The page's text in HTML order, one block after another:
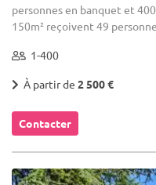
personnes en banquet et
150m² reçoivent 49
1-400
À partir de 2 500 €
Contacter